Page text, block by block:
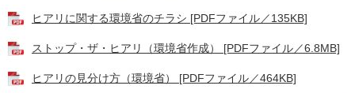
ヒアリに関する環境省のチラシ [PDFファイル／135KB]
ストップ・ザ・ヒアリ（環境省作成） [PDFファイル／6.8MB]
ヒアリの見分け方（環境省） [PDFファイル／464KB]